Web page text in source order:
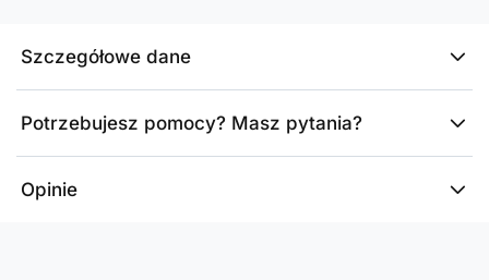
Szczegółowe dane
Potrzebujesz pomocy? Masz pytania?
Opinie